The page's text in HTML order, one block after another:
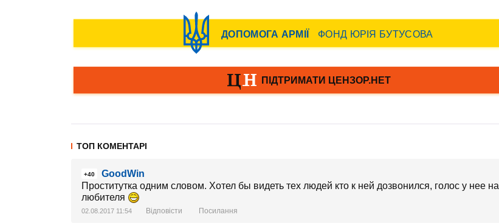
ТОП КОМЕНТАРІ
+40
GoodWin
Проститутка одним словом. Хотел бы видеть тех людей кто к ней дозвонился, голос у нее на
любителя
02.08.2017 11:54 Відповісти Посилання